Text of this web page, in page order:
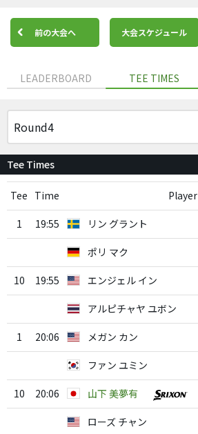
前の大会へ 大会スケジュール
LEADERBOARD TEE TIMES
Tee Times
Tee Time Player
1 19:55 リン グラント
ポリ マク
10 19:55 エンジェル イン
アルピチャヤ ユボン
1 20:06 メガン カン
ファン ユミン
10 20:06 山下 美夢有
ローズ チャン